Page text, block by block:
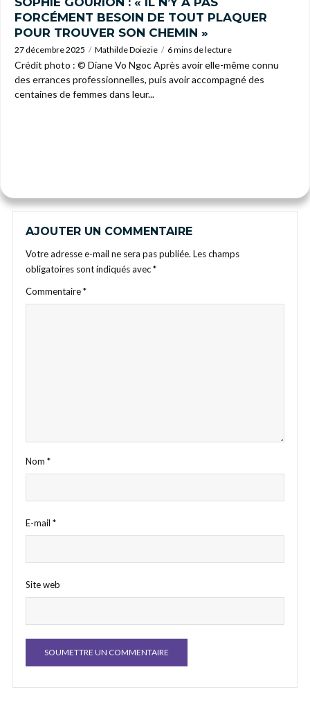
FORCÉMENT BESOIN DE TOUT PLAQUER
POUR TROUVER SON CHEMIN »
27 décembre 2025 Mathilde Doiezie 6 mins de lecture
Crédit photo : © Diane Vo Ngoc Après avoir elle-même connu
des errances professionnelles, puis avoir accompagné des
centaines de femmes dans leur...
AJOUTER UN COMMENTAIRE
Votre adresse e-mail ne sera pas publiée. Les champs
obligatoires sont indiqués avec*
Commentaire*
Nom *
E-mail *
Site web